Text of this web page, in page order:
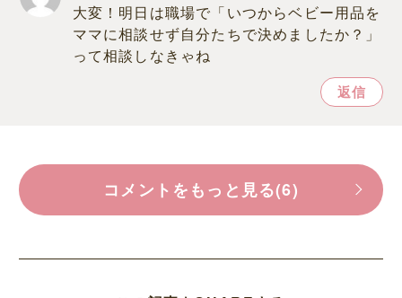
大変！明日は職場で「いつからベビー用品を
ママに相談せず自分たちで決めましたか？」
って相談しなきゃね
返信
コメントをもっと見る(6)